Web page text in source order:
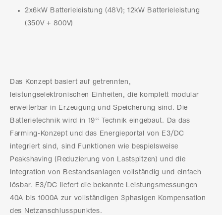
2x6kW Batterieleistung (48V); 12kW Batterieleistung
(350V + 800V)
Das Konzept basiert auf getrennten,
leistungselektronischen Einheiten, die komplett modular
erweiterbar in Erzeugung und Speicherung sind. Die
Batterietechnik wird in 19‘‘ Technik eingebaut. Da das
Farming-Konzept und das Energieportal von E3/DC
integriert sind, sind Funktionen wie bespielsweise
Peakshaving (Reduzierung von Lastspitzen) und die
Integration von Bestandsanlagen vollständig und einfach
lösbar. E3/DC liefert die bekannte Leistungsmessungen
40A bis 1000A zur vollständigen 3phasigen Kompensation
des Netzanschlusspunktes.